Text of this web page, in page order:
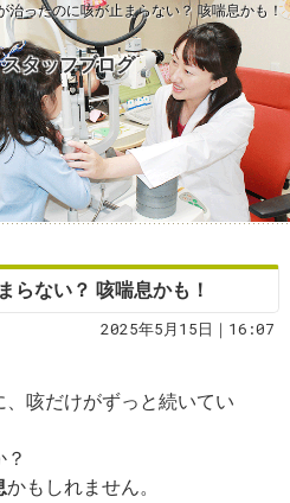
治ったのに咳が止まらない？ 咳喘息かも！
タッフブログ
らない？ 咳喘息かも！
2025年5月15日｜16:07
、咳だけがずっと続いてい
かもしれません。